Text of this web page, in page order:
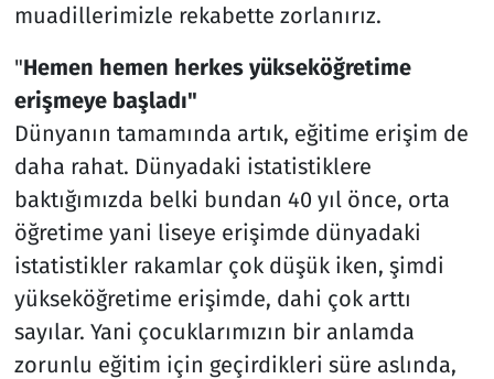
muadillerimizle rekabette zorlanırız.
"Hemen hemen herkes yükseköğretime
erişmeye başladı"
Dünyanın tamamında artık, eğitime erişim de
daha rahat. Dünyadaki istatistiklere
baktığımızda belki bundan 40 yıl önce, orta
öğretime yani liseye erişimde dünyadaki
istatistikler rakamlar çok düşük iken, şimdi
yükseköğretime erişimde, dahi çok arttı
sayılar. Yani çocuklarımızın bir anlamda
zorunlu eğitim için geçirdikleri süre aslında,